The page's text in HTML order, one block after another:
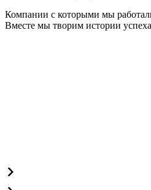
Компании с которыми мы
Вместе мы творим истории